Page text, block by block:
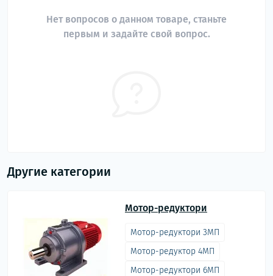
Нет вопросов о данном товаре, станьте
первым и задайте свой вопрос.
Другие категории
Мотор-редуктори
Мотор-редуктори 3МП
Мотор-редуктор 4МП
Мотор-редуктори 6МП